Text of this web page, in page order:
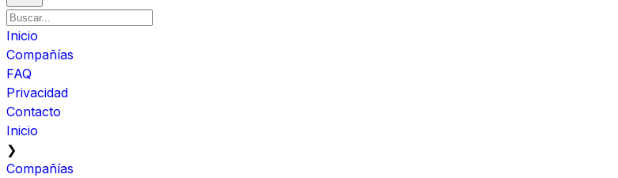
Inicio
Compañías
FAQ
Privacidad
Contacto
Inicio
❯
Compañías